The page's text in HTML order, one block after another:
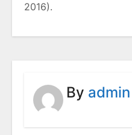
2016).
By admin